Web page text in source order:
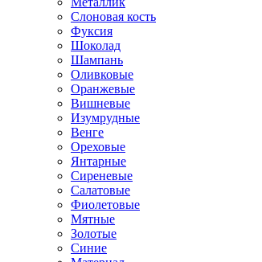
Слоновая кость
Фуксия
Шоколад
Шампань
Оливковые
Оранжевые
Вишневые
Изумрудные
Венге
Ореховые
Янтарные
Сиреневые
Салатовые
Фиолетовые
Мятные
Золотые
Синие